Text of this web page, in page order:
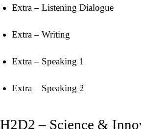
Extra – Listening Dialogue
Extra – Writing
Extra – Speaking 1
Extra – Speaking 2
H2D2 – Science &